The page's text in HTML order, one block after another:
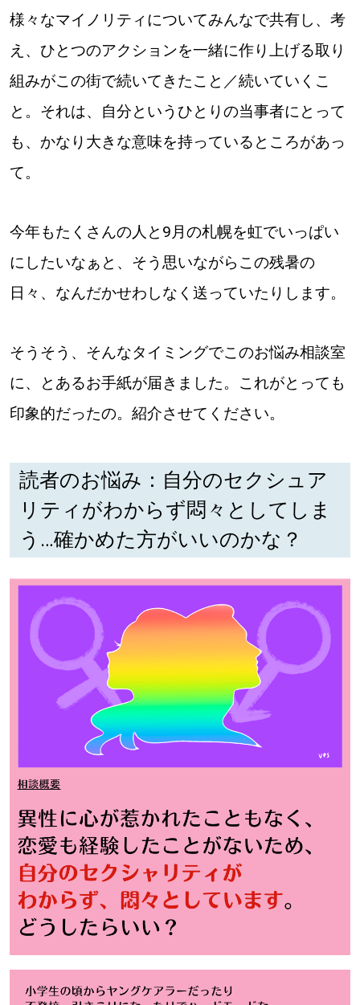
情報提供・お問い合わせ 利用規約
プライバシーポリシー
閉じる
様々なマイノリティについてみんなで共有し、考
え、ひとつのアクションを一緒に作り上げる取り
組みがこの街で続いてきたこと／続いていくこ
と。それは、自分というひとりの当事者にとって
も、かなり大きな意味を持っているところがあっ
て。
今年もたくさんの人と9月の札幌を虹でいっぱい
にしたいなぁと、そう思いながらこの残暑の
日々、なんだかせわしなく送っていたりします。
そうそう、そんなタイミングでこのお悩み相談室
に、とあるお手紙が届きました。これがとっても
印象的だったの。紹介させてください。
読者のお悩み：自分のセクシュア
リティがわからず悶々としてしま
う…確かめた方がいいのかな？